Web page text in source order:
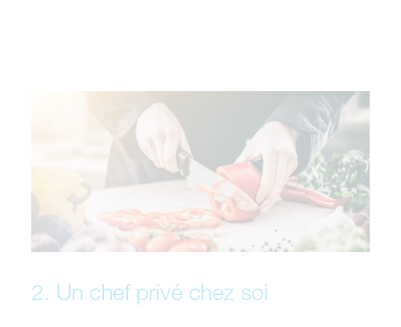
2. Un chef privé chez soi